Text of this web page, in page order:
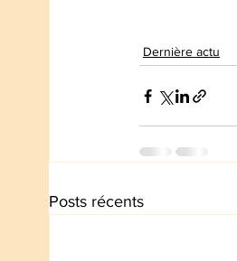
Dernière actu
Posts récents